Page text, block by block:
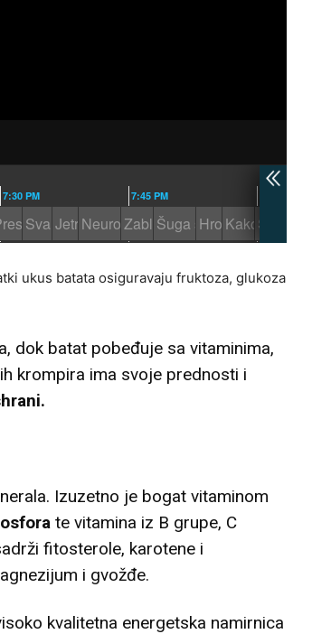
ukus batata osiguravaju fruktoza, glukoza
dok batat pobeđuje sa vitaminima,
krompira ima svoje prednosti i
Izuzetno je bogat vitaminom
te vitamina iz B grupe, C
fitosterole, karotene i
i gvožđe.
kvalitetna energetska namirnica